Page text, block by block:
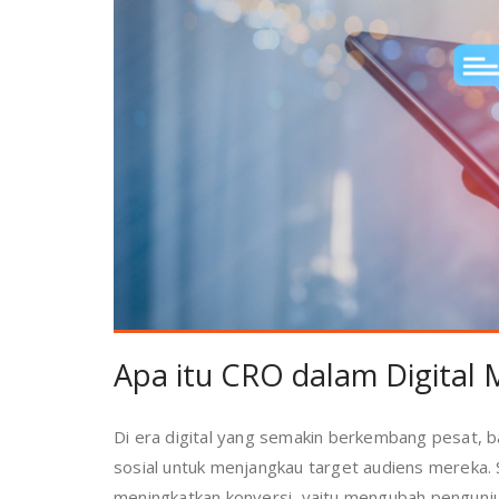
Apa itu CRO dalam Digital
Di era digital yang semakin berkembang pesat,
sosial untuk menjangkau target audiens